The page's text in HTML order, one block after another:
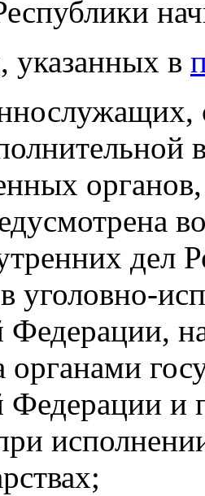
указанных в
дел
уголовно-
Федерации,
органами
Федерации и